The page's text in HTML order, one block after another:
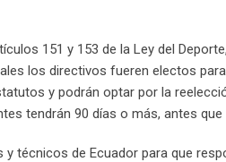
151 y 153 de la Ley del
los directivos fueren electos
y podrán optar por la
tendrán 90 días o más, antes
técnicos de Ecuador para que